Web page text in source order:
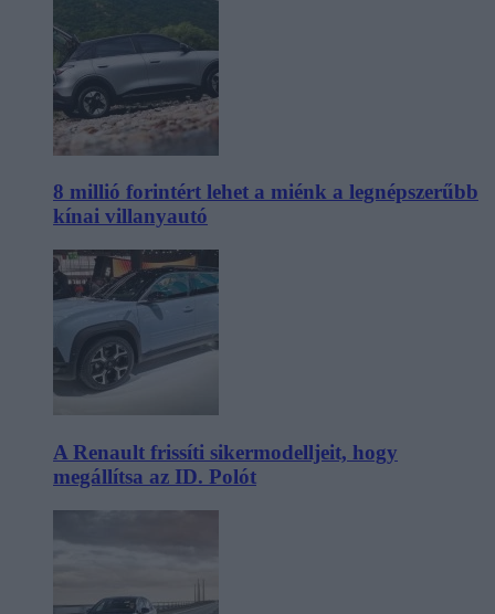
8 millió forintért lehet a miénk a legnépszerűbb
kínai villanyautó
A Renault frissíti sikermodelljeit, hogy
megállítsa az ID. Polót